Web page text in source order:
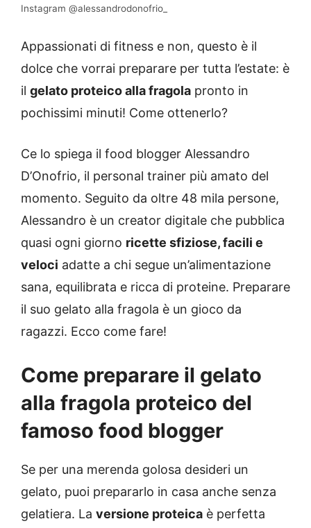
Instagram @alessandrodonofrio_
Appassionati di fitness e non, questo è il
dolce che vorrai preparare per tutta l’estate: è
il gelato proteico alla fragola pronto in
pochissimi minuti! Come ottenerlo?
Ce lo spiega il food blogger Alessandro
D’Onofrio, il personal trainer più amato del
momento. Seguito da oltre 48 mila persone,
Alessandro è un creator digitale che pubblica
quasi ogni giorno ricette sfiziose, facili e
veloci adatte a chi segue un’alimentazione
sana, equilibrata e ricca di proteine. Preparare
il suo gelato alla fragola è un gioco da
ragazzi. Ecco come fare!
Come preparare il gelato
alla fragola proteico del
famoso food blogger
Se per una merenda golosa desideri un
gelato, puoi prepararlo in casa anche senza
gelatiera. La versione proteica è perfetta